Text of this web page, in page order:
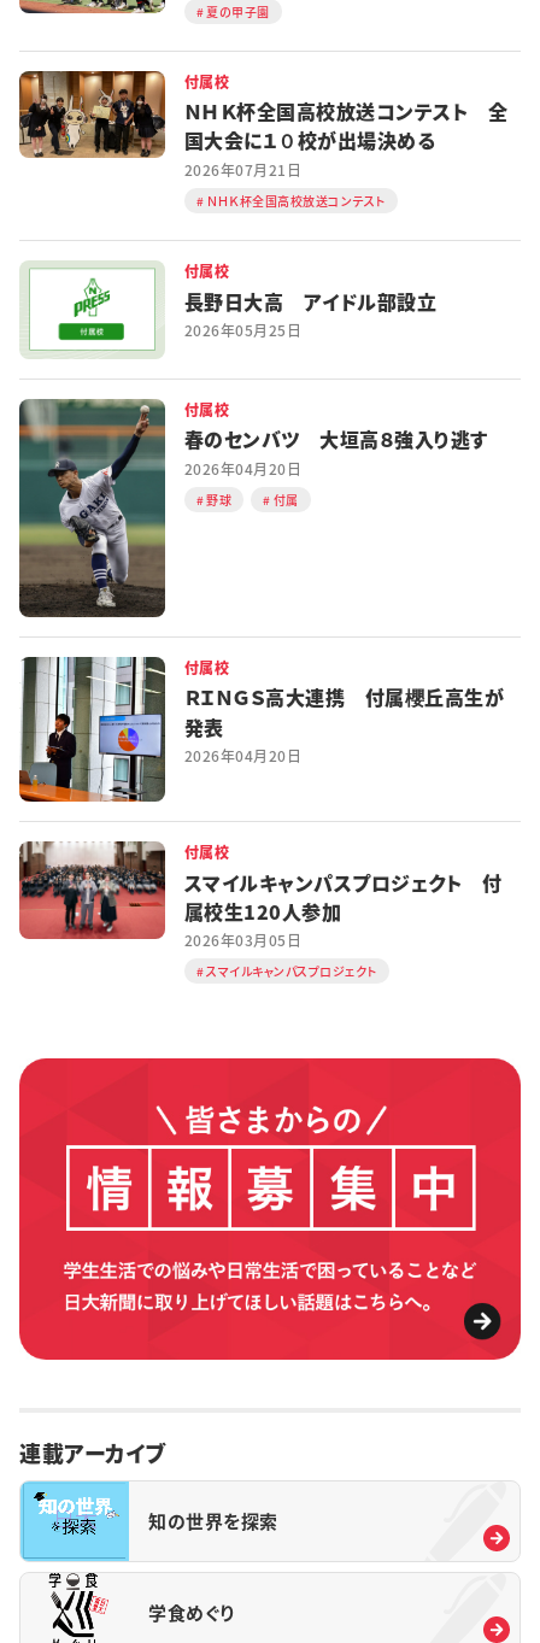
夏の甲子園
付属校
ＮＨＫ杯全国高校放送コンテスト 全
国大会に１０校が出場決める
2026年07月21日
ＮＨＫ杯全国高校放送コンテスト
付属校
長野日大高 アイドル部設立
2026年05月25日
付属校
春のセンバツ 大垣高８強入り逃す
2026年04月20日
野球 付属
付属校
ＲＩＮＧＳ高大連携 付属櫻丘高生が
発表
2026年04月20日
付属校
スマイルキャンパスプロジェクト 付
属校生120人参加
2026年03月05日
スマイルキャンパスプロジェクト
連載アーカイブ
知の世界を探索
学食めぐり